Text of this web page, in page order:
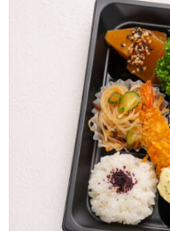
ご利用シーン： スポーツ ›
福岡県春日市大谷2026/